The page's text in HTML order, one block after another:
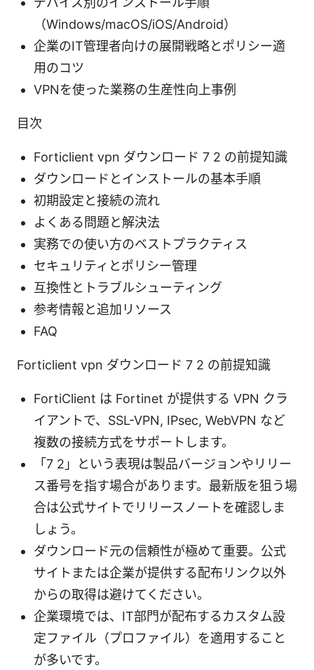
（Windows/macOS/iOS/Android）
企業のIT管理者向けの展開戦略とポリシー適
用のコツ
VPNを使った業務の生産性向上事例
目次
Forticlient vpn ダウンロード 7 2 の前提知識
ダウンロードとインストールの基本手順
初期設定と接続の流れ
よくある問題と解決法
実務での使い方のベストプラクティス
セキュリティとポリシー管理
互換性とトラブルシューティング
参考情報と追加リソース
FAQ
Forticlient vpn ダウンロード 7 2 の前提知識
FortiClient は Fortinet が提供する VPN クラ
イアントで、SSL-VPN, IPsec, WebVPN など
複数の接続方式をサポートします。
「7 2」という表現は製品バージョンやリリー
ス番号を指す場合があります。最新版を狙う場
合は公式サイトでリリースノートを確認しま
しょう。
ダウンロード元の信頼性が極めて重要。公式
サイトまたは企業が提供する配布リンク以外
からの取得は避けてください。
企業環境では、IT部門が配布するカスタム設
定ファイル（プロファイル）を適用すること
が多いです。